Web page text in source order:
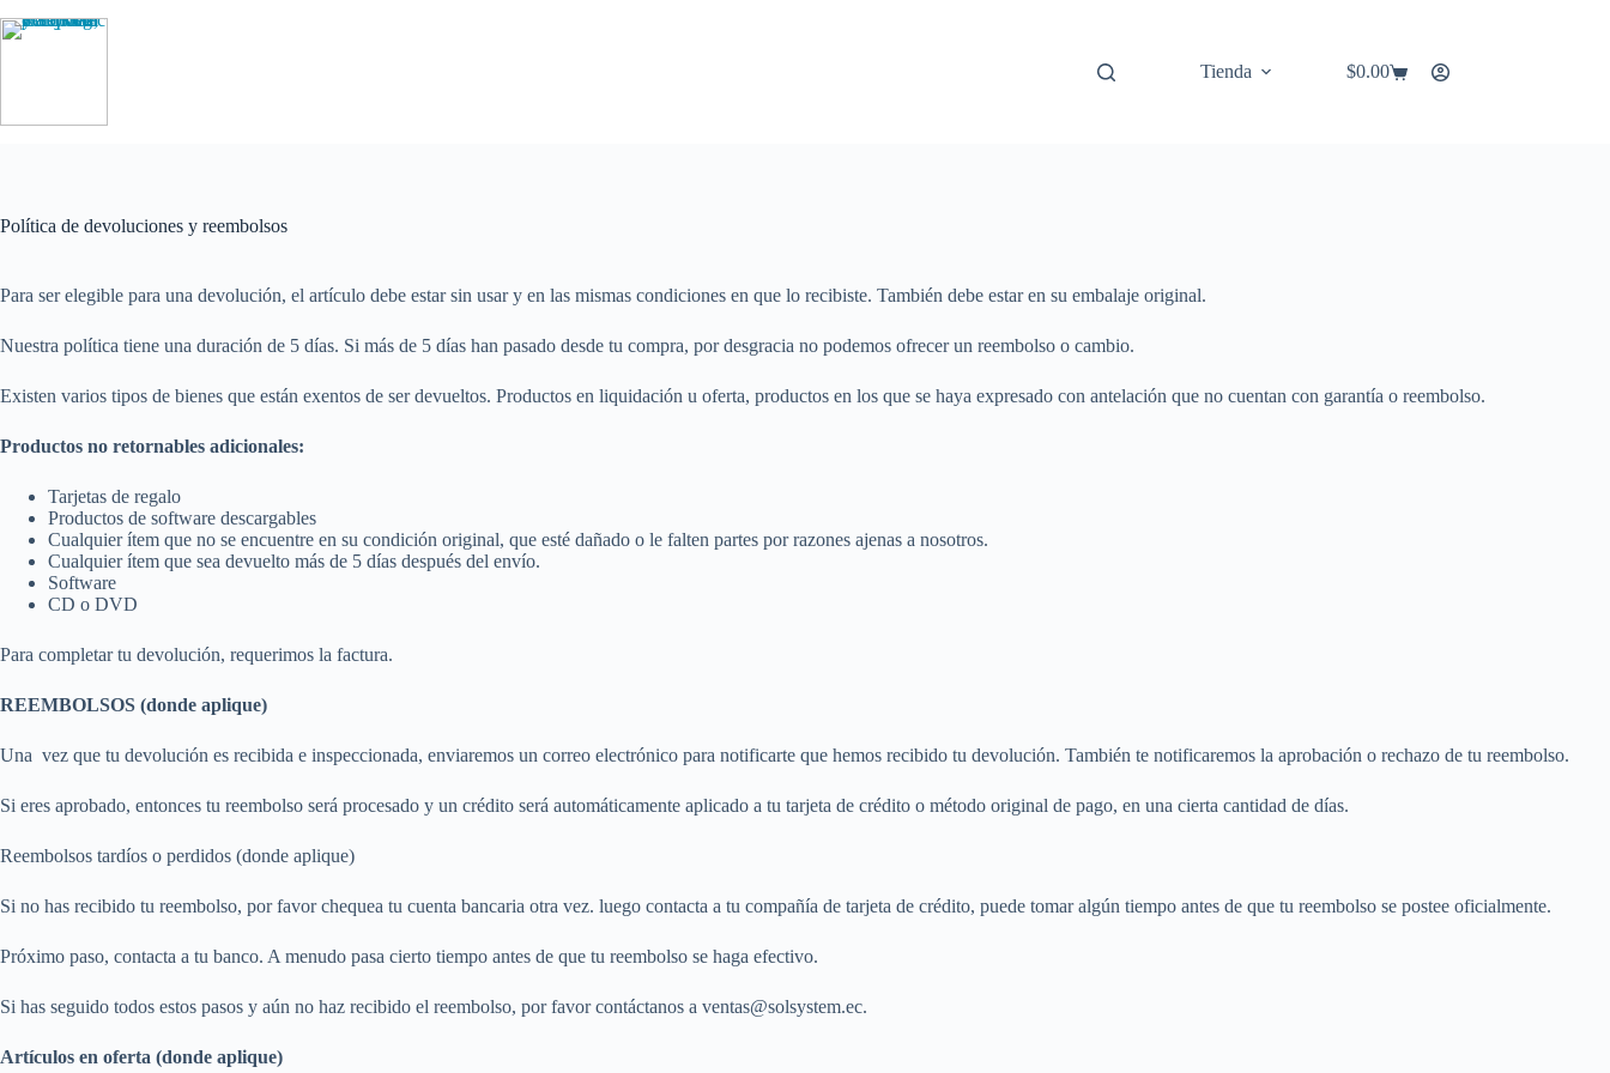
al
Tienda
Carro
$0.00
Política de devoluciones y reembolsos
Para ser elegible para una devolución, el artículo debe estar sin usar y en las mismas condiciones en que lo recibiste. También debe estar en su embalaje original.
Nuestra política tiene una duración de 5 días. Si más de 5 días han pasado desde tu compra, por desgracia no podemos ofrecer un reembolso o cambio.
Existen varios tipos de bienes que están exentos de ser devueltos. Productos en liquidación u oferta, productos en los que se haya expresado con antelación que no cuentan con garantía o reembolso.
Productos no retornables adicionales:
Tarjetas de regalo
Productos de software descargables
Cualquier ítem que no se encuentre en su condición original, que esté dañado o le falten partes por razones ajenas a nosotros.
Cualquier ítem que sea devuelto más de 5 días después del envío.
Software
CD o DVD
Para completar tu devolución, requerimos la factura.
REEMBOLSOS (donde aplique)
Una vez que tu devolución es recibida e inspeccionada, enviaremos un correo electrónico para notificarte que hemos recibido tu devolución. También te notificaremos la aprobación o rechazo de tu reembolso.
Si eres aprobado, entonces tu reembolso será procesado y un crédito será automáticamente aplicado a tu tarjeta de crédito o método original de pago, en una cierta cantidad de días.
Reembolsos tardíos o perdidos (donde aplique)
Si no has recibido tu reembolso, por favor chequea tu cuenta bancaria otra vez. luego contacta a tu compañía de tarjeta de crédito, puede tomar algún tiempo antes de que tu reembolso se postee oficialmente.
Próximo paso, contacta a tu banco. A menudo pasa cierto tiempo antes de que tu reembolso se haga efectivo.
Si has seguido todos estos pasos y aún no haz recibido el reembolso, por favor contáctanos a ventas@solsystem.ec.
Artículos en oferta (donde aplique)